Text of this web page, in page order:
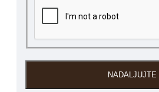
NADALJUJTE